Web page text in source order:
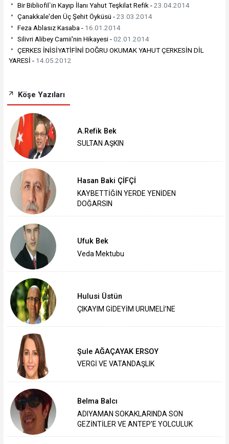
Bir Bibliofil`in Kayıp İlanı Yahut Teşkilat Refik -23.04.2014
Çanakkale'den Üç Şehit Öyküsü -23.03.2014
Feza Ablasız Kasaba - 16.01.2014
Silivri Alibey Camii'nin Hikayesi -02.01.2014
ÇERKES İNİSİYATİFİNİ DOĞRU OKUMAK YAHUT ÇERKESİN DİL
YARESİ - 14.05.2012
Köşe Yazıları
A.Refik Bek
SULTAN AŞKIN
Hasan Baki ÇİFÇİ
KAYBETTİĞİN YERDE YENİDEN
DOĞARSIN
Ufuk Bek
Veda Mektubu
Hulusi Üstün
ÇIKAYIM GİDEYİM URUMELİ’NE
Şule AĞAÇAYAK ERSOY
VERGİ VE VATANDAŞLIK
Belma Balcı
ADIYAMAN SOKAKLARINDA SON
GEZİNTİLER VE ANTEP'E YOLCULUK